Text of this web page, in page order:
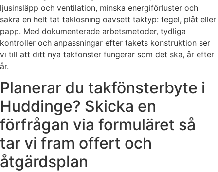
ljusinsläpp och ventilation, minska energiförluster och
säkra en helt tät taklösning oavsett taktyp: tegel, plåt eller
papp. Med dokumenterade arbetsmetoder, tydliga
kontroller och anpassningar efter takets konstruktion ser
vi till att ditt nya takfönster fungerar som det ska, år efter
år.
Planerar du takfönsterbyte i
Huddinge? Skicka en
förfrågan via formuläret så
tar vi fram offert och
åtgärdsplan